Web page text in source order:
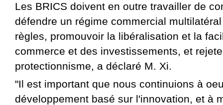
Les BRICS doivent en outre travailler de
défendre un régime commercial
règles, promouvoir la libéralisation et la
commerce et des investissements, et
protectionnisme, a déclaré M. Xi.
"Il est important que nous continuions à
développement basé sur l'innovation, et à